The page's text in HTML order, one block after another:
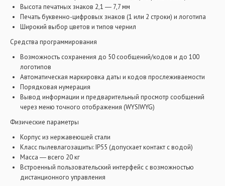
Высота печатных знаков 2,1 ― 7,7 мм
Печать буквенно-цифровых знаков (1 или 2 строки) и логотипа
Широкий выбор цветов и типов чернил
Средства программирования
Возможность сохранения до 50 сообщений/кодов и до 100
логотипов
Автоматическая маркировка даты и кодов прослеживаемости
Порядковая нумерация
Вывод информации и предварительный просмотр сообщений
через меню точного отображения (WYSIWYG)
Физические параметры
Корпус из нержавеющей стали
Класс пылевлагозащиты: IP55 (допускает контакт с водой)
Масса ― всего 20 кг
Встроенный пользовательский интерфейс с возможностью
дистанционного управления